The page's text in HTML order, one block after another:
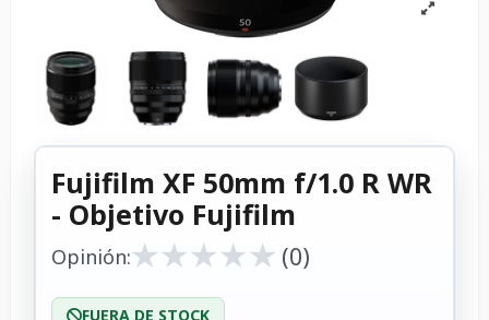
Fujifilm XF 50mm f/1.0 R WR
- Objetivo Fujifilm
Opinión:★
★★
★★
★★
★★
★ (0)
FUERA DE STOCK